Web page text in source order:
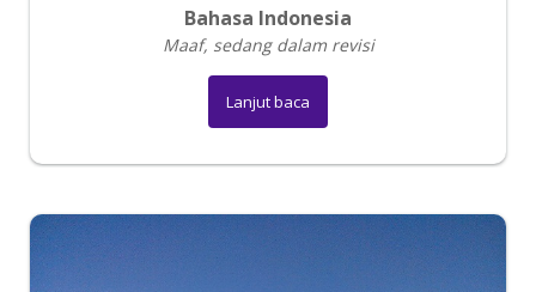
Bahasa Indonesia
Maaf, sedang dalam revisi
Lanjut baca